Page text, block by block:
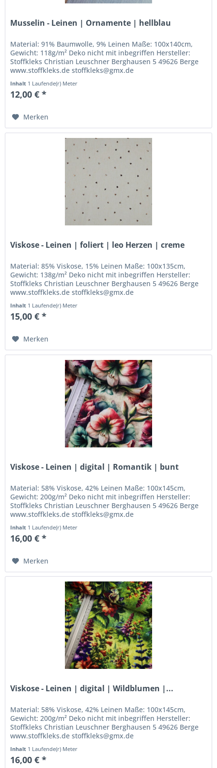
Musselin - Leinen | Ornamente | hellblau
Material: 91% Baumwolle, 9% Leinen Maße: 100x140cm,
Gewicht: 118g/m² Deko nicht mit inbegriffen Hersteller:
Stoffkleks Christian Leuschner Berghausen 5 49626 Berge
www.stoffkleks.de stoffkleks@gmx.de
Inhalt 1 Laufende(r) Meter
12,00 € *
Merken
Viskose - Leinen | foliert | leo Herzen | creme
Material: 85% Viskose, 15% Leinen Maße: 100x135cm,
Gewicht: 138g/m² Deko nicht mit inbegriffen Hersteller:
Stoffkleks Christian Leuschner Berghausen 5 49626 Berge
www.stoffkleks.de stoffkleks@gmx.de
Inhalt 1 Laufende(r) Meter
15,00 € *
Merken
Viskose - Leinen | digital | Romantik | bunt
Material: 58% Viskose, 42% Leinen Maße: 100x145cm,
Gewicht: 200g/m² Deko nicht mit inbegriffen Hersteller:
Stoffkleks Christian Leuschner Berghausen 5 49626 Berge
www.stoffkleks.de stoffkleks@gmx.de
Inhalt 1 Laufende(r) Meter
16,00 € *
Merken
Viskose - Leinen | digital | Wildblumen |...
Material: 58% Viskose, 42% Leinen Maße: 100x145cm,
Gewicht: 200g/m² Deko nicht mit inbegriffen Hersteller:
Stoffkleks Christian Leuschner Berghausen 5 49626 Berge
www.stoffkleks.de stoffkleks@gmx.de
Inhalt 1 Laufende(r) Meter
16,00 € *